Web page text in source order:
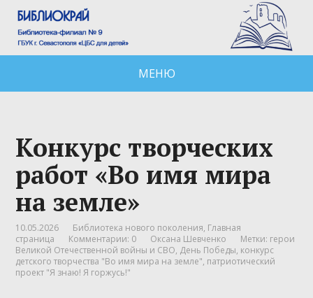
МЕНЮ
Конкурс творческих
работ «Во имя мира
на земле»
10.05.2026 Библиотека нового поколения, Главная
страница
Комментарии: 0 Оксана Шевченко Метки: герои
Великой Отечественной войны и СВО, День Победы, конкурс
детского творчества "Во имя мира на земле", патриотический
проект "Я знаю! Я горжусь!"